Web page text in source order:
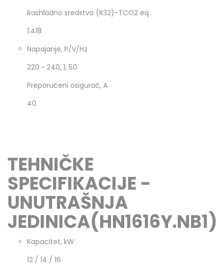
Rashladno sredstvo (R32)-TCO2 eq
1.418
Napajanje, P/V/Hz
220 ~ 240, 1, 50
Preporučeni osigurač, A
40
TEHNIČKE
SPECIFIKACIJE -
UNUTRAŠNJA
JEDINICA(HN1616Y.NB1)
Kapacitet, kW
12 / 14 / 16